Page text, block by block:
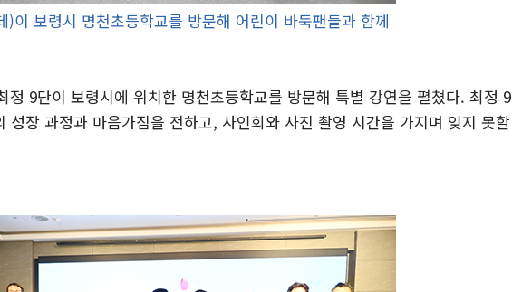
이 보령시 명천초등학교를 방문해 어린이 바둑팬들과 함께
정 9단이 보령시에 위치한 명천초등학교를 방문해 특별 강연을 펼쳤다. 최정 9
성장 과정과 마음가짐을 전하고, 사인회와 사진 촬영 시간을 가지며 잊지 못할